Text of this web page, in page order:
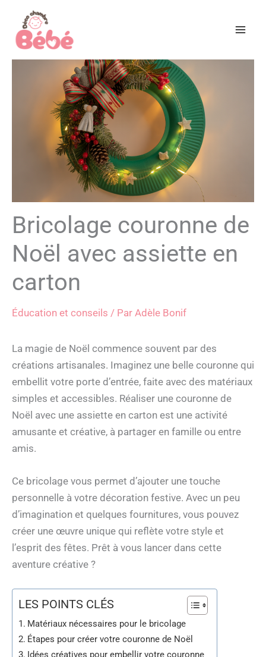
contenu
Bricolage couronne de
Noël avec assiette en
carton
Éducation et conseils / Par Adèle Bonif
La magie de Noël commence souvent par des
créations artisanales. Imaginez une belle couronne qui
embellit votre porte d’entrée, faite avec des matériaux
simples et accessibles. Réaliser une couronne de
Noël avec une assiette en carton est une activité
amusante et créative, à partager en famille ou entre
amis.
Ce bricolage vous permet d’ajouter une touche
personnelle à votre décoration festive. Avec un peu
d’imagination et quelques fournitures, vous pouvez
créer une œuvre unique qui reflète votre style et
l’esprit des fêtes. Prêt à vous lancer dans cette
aventure créative ?
LES POINTS CLÉS
Matériaux nécessaires pour le bricolage
Étapes pour créer votre couronne de Noël
Idées créatives pour embellir votre couronne